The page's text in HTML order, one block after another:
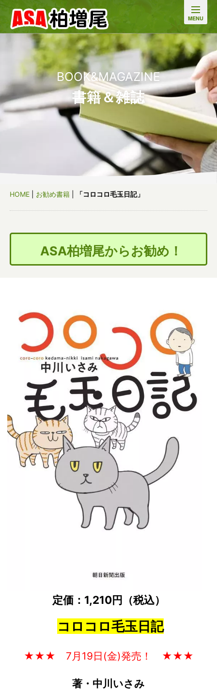
BOOK&MAGAZINE
書籍＆雑誌
HOME お勧め書籍 「コロコロ毛玉日記」
ASA柏増尾からお勧め！
定価：1,210円（税込）
コロコロ毛玉日記
★★★ 7月19日(金)発売！ ★★★
著・中川いさみ